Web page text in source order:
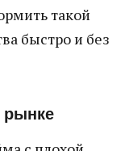
такой
быстро и без
рынке